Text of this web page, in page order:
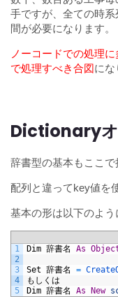
手ですが、全ての時
間が必要になります。
ノーコードでの処理
で処理すべき合図にな
Dictionaryオ
辞書型の基本もここで
配列と違ってkey値を
基本の形は以下のよう
1
2
3
4
5
Dim 辞書名 As
Set 辞書名 =
もしくは
Dim 辞書名 As New